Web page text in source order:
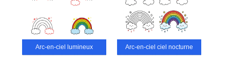
Arc-en-ciel lumineux Arc-en-ciel ciel nocturne